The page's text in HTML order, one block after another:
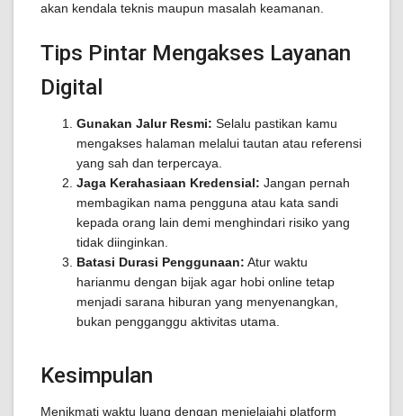
akan kendala teknis maupun masalah keamanan.
Tips Pintar Mengakses Layanan
Digital
Gunakan Jalur Resmi: Selalu pastikan kamu
mengakses halaman melalui tautan atau referensi
yang sah dan terpercaya.
Jaga Kerahasiaan Kredensial: Jangan pernah
membagikan nama pengguna atau kata sandi
kepada orang lain demi menghindari risiko yang
tidak diinginkan.
Batasi Durasi Penggunaan: Atur waktu
harianmu dengan bijak agar hobi online tetap
menjadi sarana hiburan yang menyenangkan,
bukan pengganggu aktivitas utama.
Kesimpulan
Menikmati waktu luang dengan menjelajahi platform